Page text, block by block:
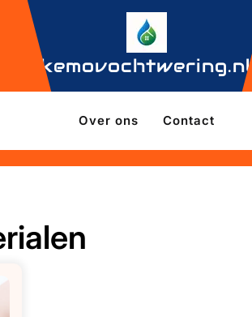
kemovochtwering.nl
Over ons Contact